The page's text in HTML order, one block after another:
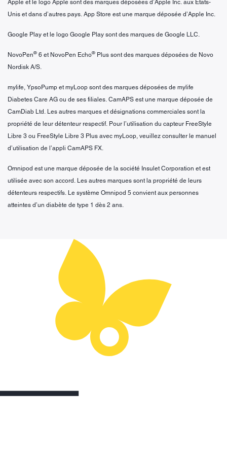
Apple et le logo Apple sont des marques déposées d’Apple Inc. aux États-
Unis et dans d’autres pays. App Store est une marque déposée d’Apple Inc.
Google Play et le logo Google Play sont des marques de Google LLC.
NovoPen® 6 et NovoPen Echo® Plus sont des marques déposées de Novo
Nordisk A/S.
mylife, YpsoPump et myLoop sont des marques déposées de mylife
Diabetes Care AG ou de ses filiales. CamAPS est une marque déposée de
CamDiab Ltd. Les autres marques et désignations commerciales sont la
propriété de leur détenteur respectif. Pour l’utilisation du capteur FreeStyle
Libre 3 ou FreeStyle Libre 3 Plus avec myLoop, veuillez consulter le manuel
d’utilisation de l’appli CamAPS FX.
Omnipod est une marque déposée de la société Insulet Corporation et est
utilisée avec son accord. Les autres marques sont la propriété de leurs
détenteurs respectifs. Le système Omnipod 5 convient aux personnes
atteintes d’un diabète de type 1 dès 2 ans.